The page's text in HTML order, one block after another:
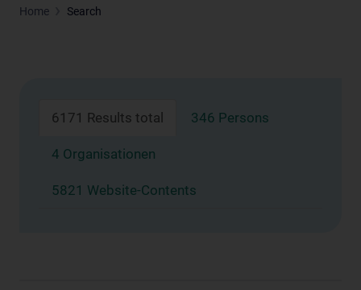
Home Search
6171 Results total 346 Persons
4 Organisationen
5821 Website-Contents